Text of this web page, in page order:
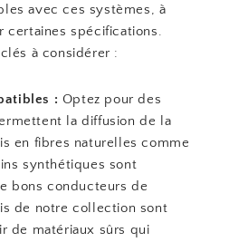
avec ces systèmes, à
certaines spécifications.
à considérer :
: Optez pour des
la diffusion de la
en fibres naturelles comme
synthétiques sont
bons conducteurs de
de notre collection sont
de matériaux sûrs qui